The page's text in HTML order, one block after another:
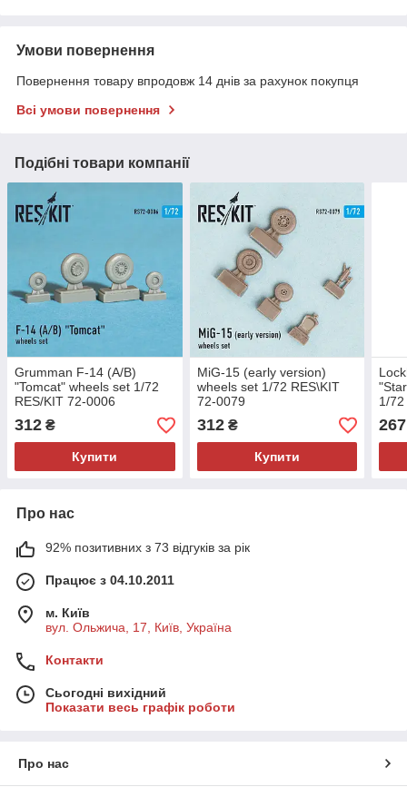
Умови повернення
Повернення товару впродовж 14 днів за рахунок покупця
Всі умови повернення
Подібні товари компанії
Grumman F-14 (A/B)
"Tomcat" wheels set 1/72
RES/KIT 72-0006
312 ₴
Купити
MiG-15 (early version)
wheels set 1/72 RES\KIT
72-0079
312₴
Купити
1/
267
Про нас
92% позитивних з 73 відгуків за рік
Працює з 04.10.2011
м. Київ
вул. Ольжича, 17, Київ, Україна
Контакти
Сьогодні вихідний
Показати весь графік роботи
Про нас